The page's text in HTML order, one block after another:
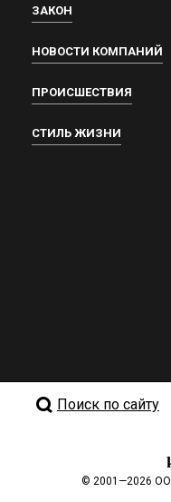
ЗАКОН
НОВОСТИ КОМПАНИЙ
ПРОИСШЕСТВИЯ
СТИЛЬ ЖИЗНИ
Поиск по сайту
© 2001—2026